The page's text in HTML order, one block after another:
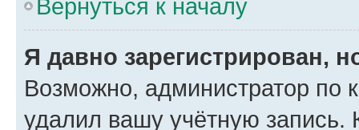
Вернуться к началу
Я давно зарегистрирован,
Возможно, администратор по
удалил вашу учётную запись.